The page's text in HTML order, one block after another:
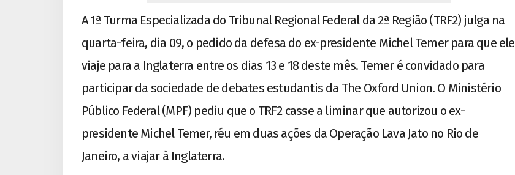
A 1ª Turma Especializada do Tribunal Regional Federal da 2ª Região (TRF2) julga na
quarta-feira, dia 09, o pedido da defesa do ex-presidente Michel Temer para que ele
viaje para a Inglaterra entre os dias 13 e 18 deste mês. Temer é convidado para
participar da sociedade de debates estudantis da The Oxford Union. O Ministério
Público Federal (MPF) pediu que o TRF2 casse a liminar que autorizou o ex-
presidente Michel Temer, réu em duas ações da Operação Lava Jato no Rio de
Janeiro, a viajar à Inglaterra.